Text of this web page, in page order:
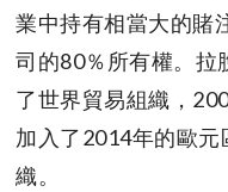
業中持有相當大的賭
司的80％所有權。拉
了世界貿易組織，
加入了2014年的歐
織。